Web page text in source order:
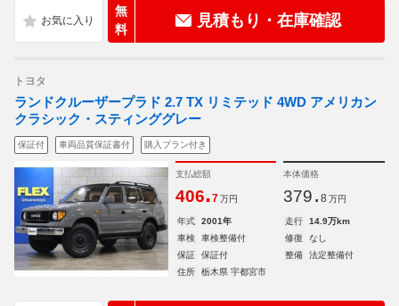
無
料
見積もり・在庫確認
トヨタ
ランドクルーザープラド 2.7 TX リミテッド 4WD アメリカン
クラシック・スティンググレー
保証付 車両品質保証書付 購入プラン付き
支払総額
406.7 万円
本体価格
379. 8 万円
年式 2001年 走行
14.9万km
車検
車検整備付 修復
なし
保証
保証付 整備
法定整備付
住所
栃木県 宇都宮市